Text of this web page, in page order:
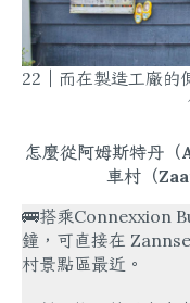
22｜而在製造工廠的
怎麼從阿姆斯特丹
車村（
🚌搭乘Connexxion
鐘，可直接在
村景點區最近。